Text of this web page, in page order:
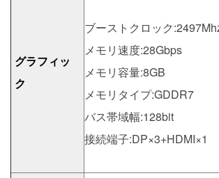
グラフィッ
ク
ブーストクロック
メモリ速度:28Gbps
メモリ容量:8GB
メモリタイプ:GDDR7
バス帯域幅:128bit
接続端子:DP×3+HDMI×1